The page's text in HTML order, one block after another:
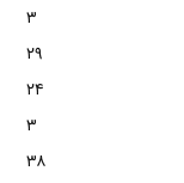
۳
۲۹
۲۴
۳
۳۸